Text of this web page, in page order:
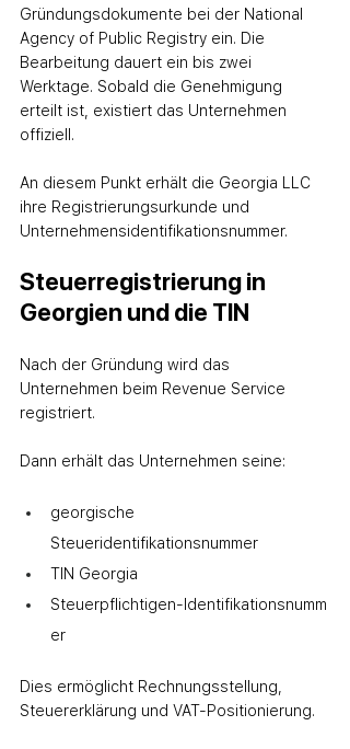
Gründungsdokumente bei der National
Agency of Public Registry ein. Die
Bearbeitung dauert ein bis zwei
Werktage. Sobald die Genehmigung
erteilt ist, existiert das Unternehmen
offiziell.
An diesem Punkt erhält die Georgia LLC
ihre Registrierungsurkunde und
Unternehmensidentifikationsnummer.
Steuerregistrierung in
Georgien und die TIN
Nach der Gründung wird das
Unternehmen beim Revenue Service
registriert.
Dann erhält das Unternehmen seine:
georgische
Steueridentifikationsnummer
TIN Georgia
Steuerpflichtigen‑Identifikationsnumm
er
Dies ermöglicht Rechnungsstellung,
Steuererklärung und VAT‑Positionierung.